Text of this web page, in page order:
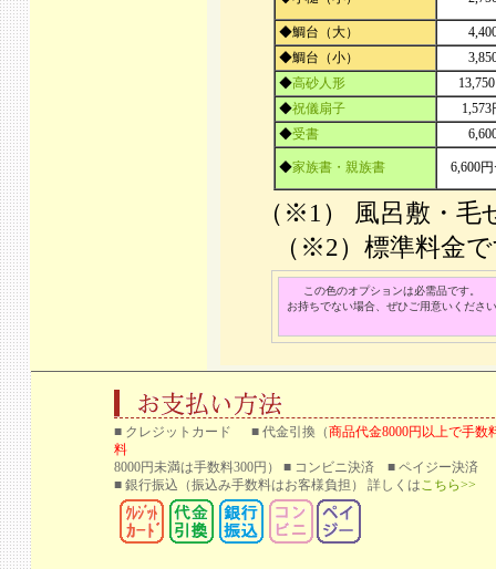
◆鯛台（大）
◆鯛台（小）
◆高砂人形
◆祝儀扇子
1,573
◆受書
◆家族書・親族書 6,600
（※1） 風呂敷・
（※2）標準料金
この色のオプションは必需品です。
お持ちでない場合、ぜひご用意いください
■ クレジットカード ■ 代金引換（商品代金8000円以上で手数
料
8000円未満は手数料300円） ■ コンビニ決済 ■ ペイジー決済
■ 銀行振込 （振込み手数料はお客様負担） 詳しくはこちら>>